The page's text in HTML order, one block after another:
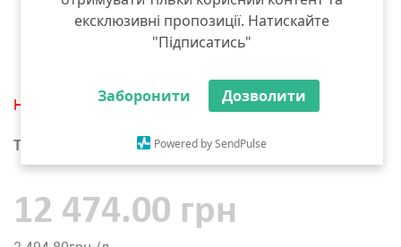
ексклюзивні пропозиції. Натискайте
"Підписатись"
Заборонити Дозволити
Powered by SendPulse
Немає в наявності
Тара :
12 474.00 грн